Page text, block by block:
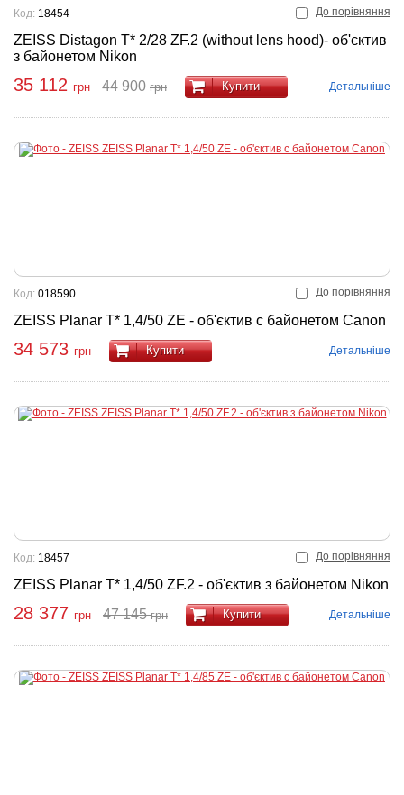
До порівняння
ZEISS Distagon T* 2/28 ZF.2 (without lens hood)- об'єктив
з байонетом Nikon
Код: 18454
35 112 грн 44 900грн Купити Детальніше
До порівняння
ZEISS Planar T* 1,4/50 ZE - об'єктив с байонетом Canon
Код: 018590
34 573 грн Купити Детальніше
До порівняння
ZEISS Planar T* 1,4/50 ZF.2 - об'єктив з байонетом Nikon
Код: 18457
28 377 грн 47 145грн Купити Детальніше